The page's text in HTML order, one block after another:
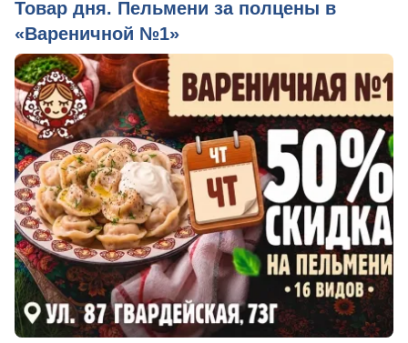
Товар дня. Пельмени за полцены в
«Вареничной №1»